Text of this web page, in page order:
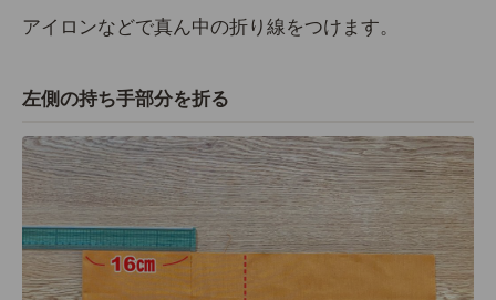
アイロンなどで真ん中の折り線をつけます。
左側の持ち手部分を折る